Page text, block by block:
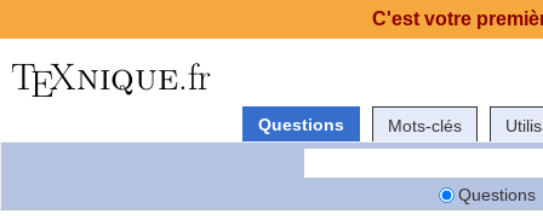
Questions Mots-clés
Questions
C'est votre